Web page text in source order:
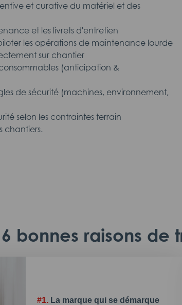
et curative du matériel et des
et les livrets d'entretien
les opérations de maintenance lourde
sur chantier
(anticipation &
de sécurité (machines, environnement,
selon les contraintes terrain
chantiers.
6 bonnes raisons
#1. La marque qui se démarque